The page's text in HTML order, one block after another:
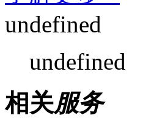
undefined
undefined
相关服务